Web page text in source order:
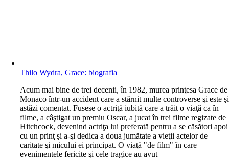
Thilo Wydra, Grace: biografia
Acum mai bine de trei decenii, în 1982, murea prinţesa Grace de
Monaco într-un accident care a stârnit multe controverse şi este şi
astăzi comentat. Fusese o actriţă iubită care a trăit o viaţă ca în
filme, a câştigat un premiu Oscar, a jucat în trei filme regizate de
Hitchcock, devenind actriţa lui preferată pentru a se căsători apoi
cu un prinţ şi a-şi dedica a doua jumătate a vieţii actelor de
caritate şi micului ei principat. O viaţă "de film" în care
evenimentele fericite şi cele tragice au avut